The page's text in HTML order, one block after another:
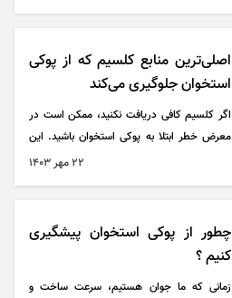
اصلی‌ترین منابع کلسیم که از پوکی
استخوان جلوگیری می‌کند
اگر کلسیم کافی دریافت نکنید، ممکن است در
معرض خطر ابتلا به پوکی استخوان باشید. این
یک بیماری جدی است که با افزایش سن
۲۲ مهر ۱۴۰۳
چطور از پوکی استخوان پیشگیری
کنیم ؟
زمانی که ما جوان هستیم، سرعت ساخت و